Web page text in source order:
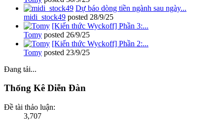
Dự báo dòng tiền ngành sau ngày...
midi_stock49 posted 28/9/25
[Kiến thức Wyckoff] Phần 3:...
Tomy posted 26/9/25
[Kiến thức Wyckoff] Phần 2:...
Tomy posted 23/9/25
Đang tải...
Thống Kê Diễn Đàn
Đề tài thảo luận:
3,707